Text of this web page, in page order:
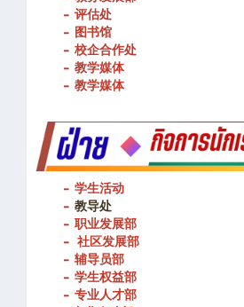
- 评估处
- 图书馆
- 校企合作处
- 教学媒体
- 教学媒体
- 学生活动
- 教导处
- 职业发展部
- 社区发展部
- 辅导员部
- 学生权益部
- 专业人才部